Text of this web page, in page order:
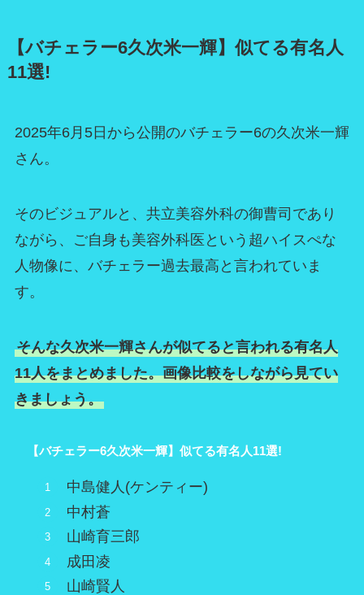
【バチェラー6久次米一輝】似てる有名人
11選!
2025年6月5日から公開のバチェラー6の久次米一輝
さん。
そのビジュアルと、共立美容外科の御曹司であり
ながら、ご自身も美容外科医という超ハイスぺな
人物像に、バチェラー過去最高と言われていま
す。
そんな久次米一輝さんが似てると言われる有名人
11人をまとめました。画像比較をしながら見てい
きましょう。
【バチェラー6久次米一輝】似てる有名人11選!
中島健人(ケンティー)
中村蒼
山崎育三郎
成田凌
山崎賢人